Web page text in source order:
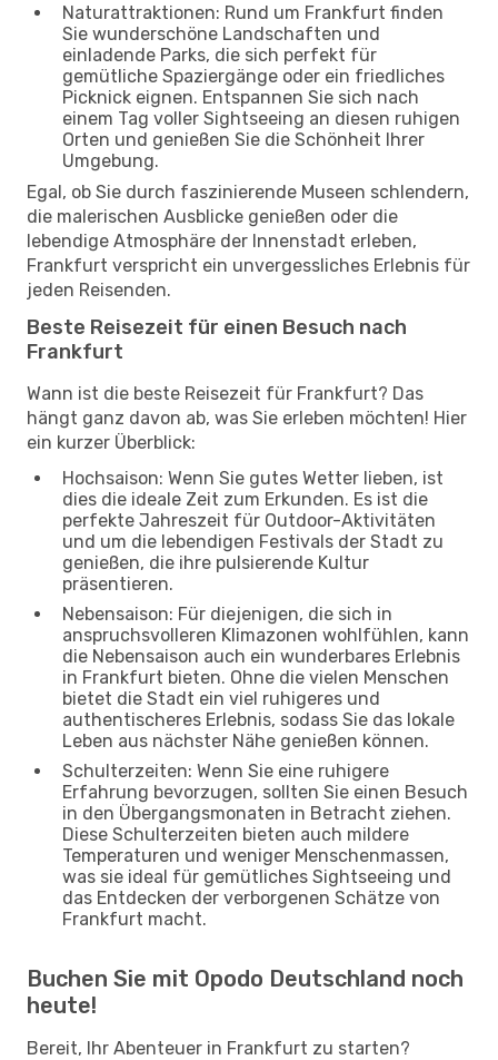
Naturattraktionen: Rund um Frankfurt finden
Sie wunderschöne Landschaften und
einladende Parks, die sich perfekt für
gemütliche Spaziergänge oder ein friedliches
Picknick eignen. Entspannen Sie sich nach
einem Tag voller Sightseeing an diesen ruhigen
Orten und genießen Sie die Schönheit Ihrer
Umgebung.
Egal, ob Sie durch faszinierende Museen schlendern,
die malerischen Ausblicke genießen oder die
lebendige Atmosphäre der Innenstadt erleben,
Frankfurt verspricht ein unvergessliches Erlebnis für
jeden Reisenden.
Beste Reisezeit für einen Besuch nach
Frankfurt
Wann ist die beste Reisezeit für Frankfurt? Das
hängt ganz davon ab, was Sie erleben möchten! Hier
ein kurzer Überblick:
Hochsaison: Wenn Sie gutes Wetter lieben, ist
dies die ideale Zeit zum Erkunden. Es ist die
perfekte Jahreszeit für Outdoor-Aktivitäten
und um die lebendigen Festivals der Stadt zu
genießen, die ihre pulsierende Kultur
präsentieren.
Nebensaison: Für diejenigen, die sich in
anspruchsvolleren Klimazonen wohlfühlen, kann
die Nebensaison auch ein wunderbares Erlebnis
in Frankfurt bieten. Ohne die vielen Menschen
bietet die Stadt ein viel ruhigeres und
authentischeres Erlebnis, sodass Sie das lokale
Leben aus nächster Nähe genießen können.
Schulterzeiten: Wenn Sie eine ruhigere
Erfahrung bevorzugen, sollten Sie einen Besuch
in den Übergangsmonaten in Betracht ziehen.
Diese Schulterzeiten bieten auch mildere
Temperaturen und weniger Menschenmassen,
was sie ideal für gemütliches Sightseeing und
das Entdecken der verborgenen Schätze von
Frankfurt macht.
Buchen Sie mit Opodo Deutschland noch
heute!
Bereit, Ihr Abenteuer in Frankfurt zu starten?